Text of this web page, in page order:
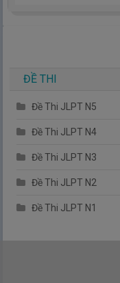
ĐỀ THI
Đề Thi JLPT N5
Đề Thi JLPT N4
Đề Thi JLPT N3
Đề Thi JLPT N2
Đề Thi JLPT N1